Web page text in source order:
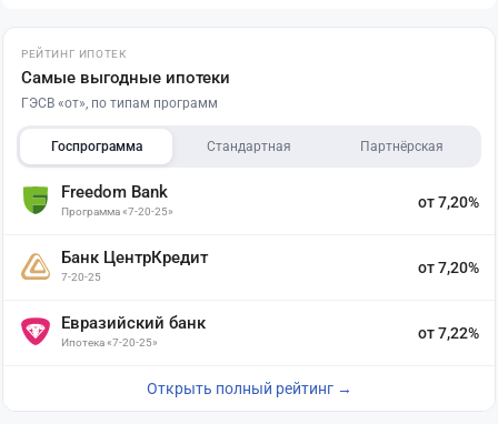
РЕЙТИНГ ИПОТЕК
Самые выгодные ипотеки
ГЭСВ «от», по типам программ
Госпрограмма Стандартная Партнёрская
Freedom Bank
Программа «7-20-25»
от 7,20%
Банк ЦентрКредит
7-20-25
от 7,20%
Евразийский банк
Ипотека «7-20-25»
от 7,22%
Открыть полный рейтинг →